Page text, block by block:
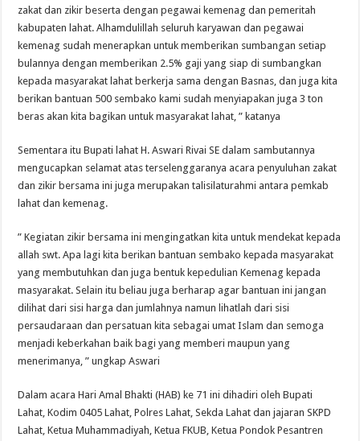
zakat dan zikir beserta dengan pegawai kemenag dan pemeritah
kabupaten lahat. Alhamdulillah seluruh karyawan dan pegawai
kemenag sudah menerapkan untuk memberikan sumbangan setiap
bulannya dengan memberikan 2.5% gaji yang siap di sumbangkan
kepada masyarakat lahat berkerja sama dengan Basnas, dan juga kita
berikan bantuan 500 sembako kami sudah menyiapakan juga 3 ton
beras akan kita bagikan untuk masyarakat lahat, ” katanya
Sementara itu Bupati lahat H. Aswari Rivai SE dalam sambutannya
mengucapkan selamat atas terselenggaranya acara penyuluhan zakat
dan zikir bersama ini juga merupakan talisilaturahmi antara pemkab
lahat dan kemenag.
” Kegiatan zikir bersama ini mengingatkan kita untuk mendekat kepada
allah swt. Apa lagi kita berikan bantuan sembako kepada masyarakat
yang membutuhkan dan juga bentuk kepedulian Kemenag kepada
masyarakat. Selain itu beliau juga berharap agar bantuan ini jangan
dilihat dari sisi harga dan jumlahnya namun lihatlah dari sisi
persaudaraan dan persatuan kita sebagai umat Islam dan semoga
menjadi keberkahan baik bagi yang memberi maupun yang
menerimanya, ” ungkap Aswari
Dalam acara Hari Amal Bhakti (HAB) ke 71 ini dihadiri oleh Bupati
Lahat, Kodim 0405 Lahat, Polres Lahat, Sekda Lahat dan jajaran SKPD
Lahat, Ketua Muhammadiyah, Ketua FKUB, Ketua Pondok Pesantren